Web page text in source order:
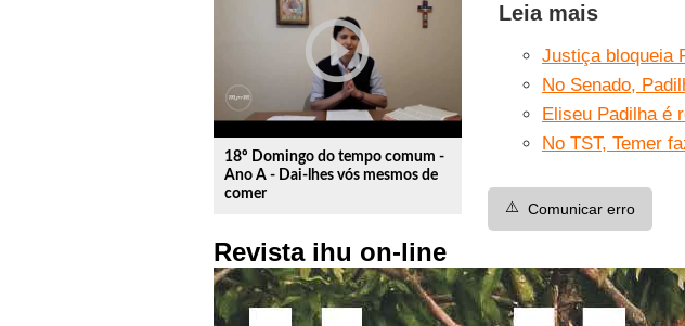
play_circle_outline
18º Domingo do tempo comum -
Ano A - Dai-lhes vós mesmos de
comer
Revista ihu on-line
Leia mais
Justiça bloqueia
No Senado,
Eliseu Padilha é
No TST, Temer
⚠️ Comunicar erro